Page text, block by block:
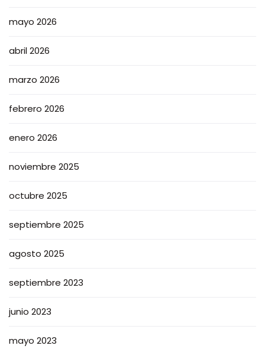
mayo 2026
abril 2026
marzo 2026
febrero 2026
enero 2026
noviembre 2025
octubre 2025
septiembre 2025
agosto 2025
septiembre 2023
junio 2023
mayo 2023